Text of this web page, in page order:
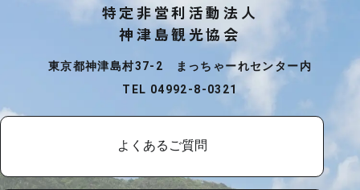
特定非営利活動法人
神津島観光協会
東京都神津島村37-2 まっちゃーれセンター内
TEL 04992-8-0321
よくあるご質問